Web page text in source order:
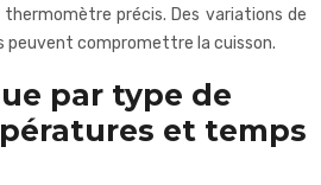
thermomètre précis. Des variations de
compromettre la cuisson.
par type de
et temps